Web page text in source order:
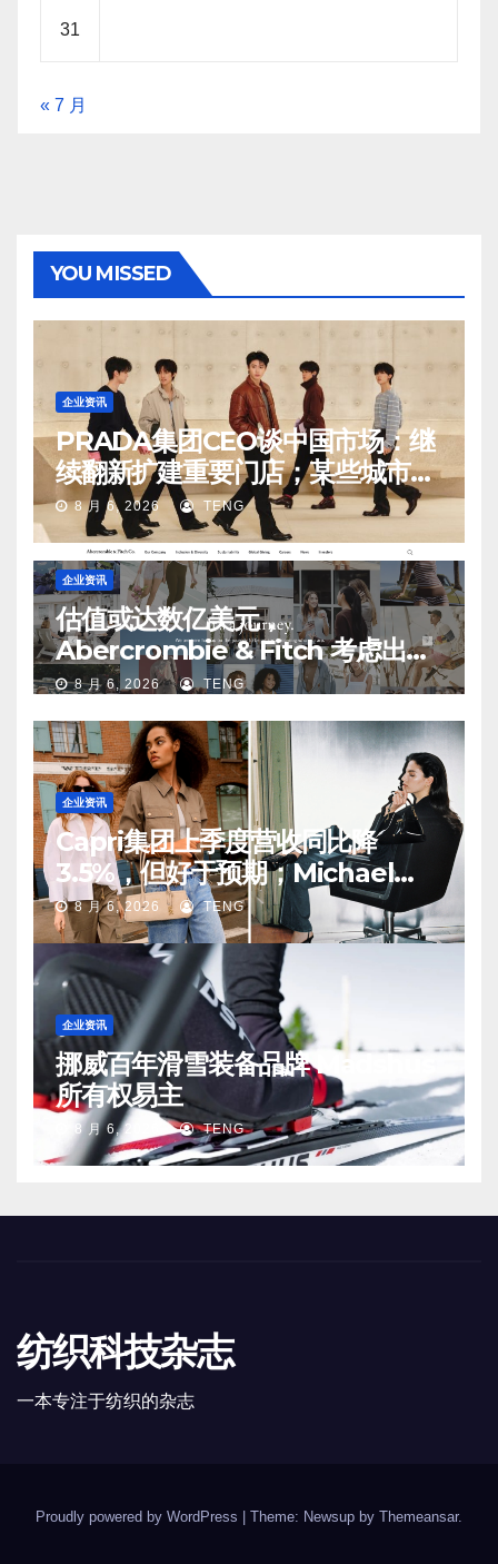
31
« 7 月
YOU MISSED
企业资讯
PRADA集团CEO谈中国市场：继
续翻新扩建重要门店；某些城市的
第二、第三店不再有价值
8 月 6, 2026 TENG
企业资讯
估值或达数亿美元，
Abercrombie & Fitch 考虑出售
中国业务部分股权
8 月 6, 2026 TENG
企业资讯
Capri集团上季度营收同比降
3.5%，但好于预期；Michael
Kors 在中国市场持续向好
8 月 6, 2026 TENG
企业资讯
挪威百年滑雪装备品牌 Madshus
所有权易主
8 月 6, 2026 TENG
纺织科技杂志
一本专注于纺织的杂志
Proudly powered by WordPress Theme: Newsup by Themeansar.